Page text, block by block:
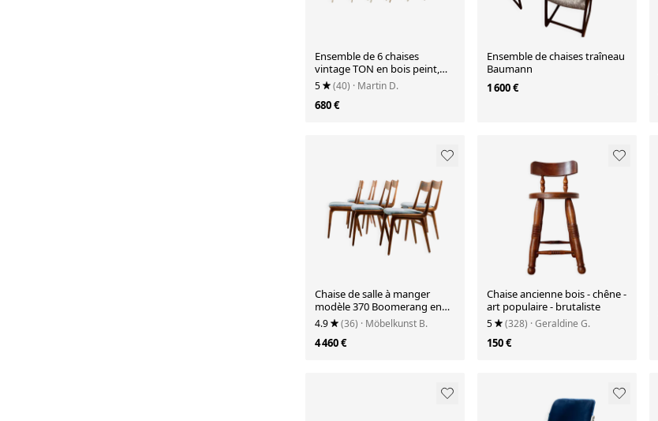
Ensemble de 6 chaises
vintage TON en bois peint,
Tchécoslovaquie, 1964
5 (40) · Martin D.
680 €
Ensemble de chaises traîneau
Baumann
1 600 €
Chaise de salle à manger
modèle 370 Boomerang en
teck par Alfred Christensen
pour Slagelse Møbelværk,
ensemble de 6.
4.9 (36) · Möbelkunst B.
4 460 €
Chaise ancienne bois - chêne -
art populaire - brutaliste
5 (328) · Geraldine G.
150 €